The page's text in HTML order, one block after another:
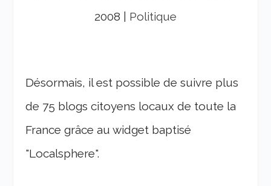
2008
Politique
Désormais, il est possible de suivre plus
de 75 blogs citoyens locaux de toute la
France grâce au widget baptisé
"Localsphere".